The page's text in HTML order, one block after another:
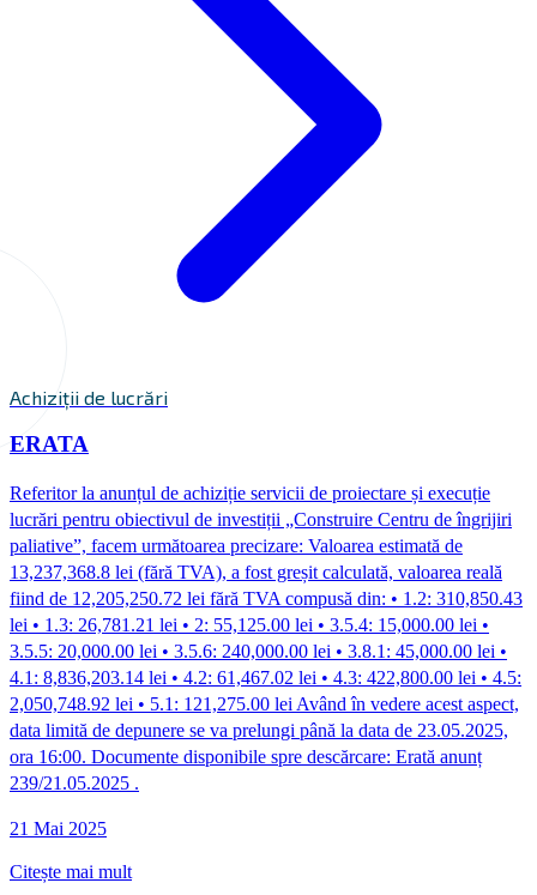
Achiziții de lucrări
ERATA
Referitor la anunțul de achiziție servicii de proiectare și execuție
lucrări pentru obiectivul de investiții „Construire Centru de îngrijiri
paliative”, facem următoarea precizare: Valoarea estimată de
13,237,368.8 lei (fără TVA), a fost greșit calculată, valoarea reală
fiind de 12,205,250.72 lei fără TVA compusă din: • 1.2: 310,850.43
lei • 1.3: 26,781.21 lei • 2: 55,125.00 lei • 3.5.4: 15,000.00 lei •
3.5.5: 20,000.00 lei • 3.5.6: 240,000.00 lei • 3.8.1: 45,000.00 lei •
4.1: 8,836,203.14 lei • 4.2: 61,467.02 lei • 4.3: 422,800.00 lei • 4.5:
2,050,748.92 lei • 5.1: 121,275.00 lei Având în vedere acest aspect,
data limită de depunere se va prelungi până la data de 23.05.2025,
ora 16:00. Documente disponibile spre descărcare: Erată anunț
239/21.05.2025 .
21 Mai 2025
Citește mai mult